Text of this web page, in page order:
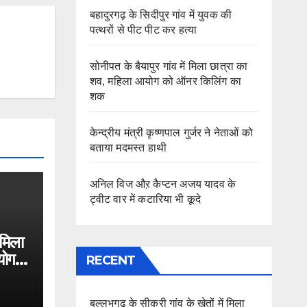
बहादुरगढ़ के सिदीपुर गांव में युवक की
पत्थरों से पीट पीट कर हत्या
सोनीपत के बैयापुर गांव में मिला छात्रा का
शव, महिला आयोग को ऑनर किलिंग का
शक
केन्द्रीय मंत्री कृष्णपाल गुर्जर ने नेताओं को
बताया मदमस्त हाथी
अनिल विज औऱ कैप्टन अजय यादव के
ट्वीट वार में कटारिया भी कूदे
RECENT
बल्लभगढ़ के सीकरी गांव के खेतों में मिला